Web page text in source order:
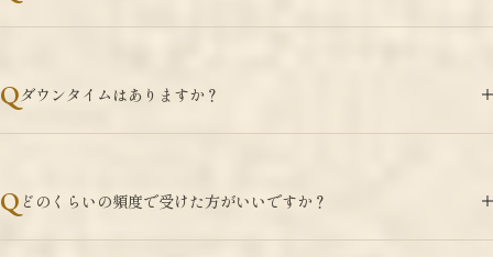
ダウンタイムはありますか？
どのくらいの頻度で受けた方がいいですか？